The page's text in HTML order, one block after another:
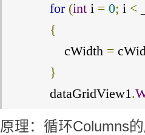
for (int i = 0; i <
{
                cWidth
=
}
            dataGridView1
.
原理：循环Columns